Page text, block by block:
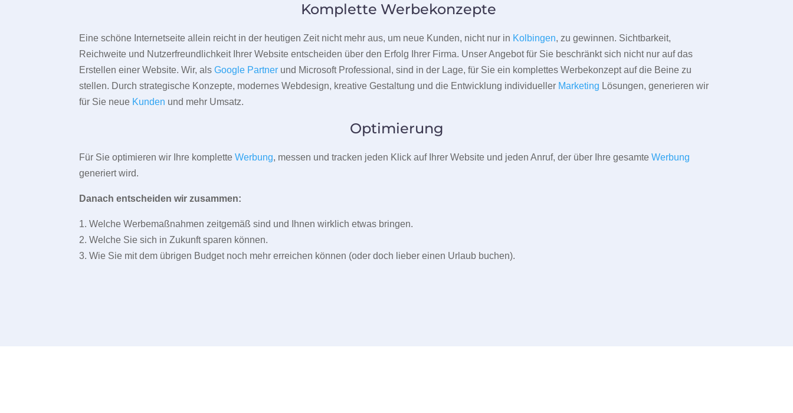
Komplette Werbekonzepte
Eine schöne Internetseite allein reicht in der heutigen Zeit nicht mehr aus, um neue Kunden, nicht nur in Kolbingen, zu gewinnen. Sichtbarkeit,
Reichweite und Nutzerfreundlichkeit Ihrer Website entscheiden über den Erfolg Ihrer Firma. Unser Angebot für Sie beschränkt sich nicht nur auf das
Erstellen einer Website. Wir, alsGoogle Partner und Microsoft Professional, sind in der Lage, für Sie ein komplettes Werbekonzept auf die Beine zu
stellen. Durch strategische Konzepte, modernes Webdesign, kreative Gestaltung und die Entwicklung individueller Marketing Lösungen, generieren wir
für Sie neue Kunden und mehr Umsatz.
Optimierung
Für Sie optimieren wir Ihre kompletteWerbung, messen und tracken jeden Klick auf Ihrer Website und jeden Anruf, der über Ihre gesamteWerbung
generiert wird.
Danach entscheiden wir zusammen:
1. Welche Werbemaßnahmen zeitgemäß sind und Ihnen wirklich etwas bringen.
2. Welche Sie sich in Zukunft sparen können.
3. Wie Sie mit dem übrigen Budget noch mehr erreichen können (oder doch lieber einen Urlaub buchen).